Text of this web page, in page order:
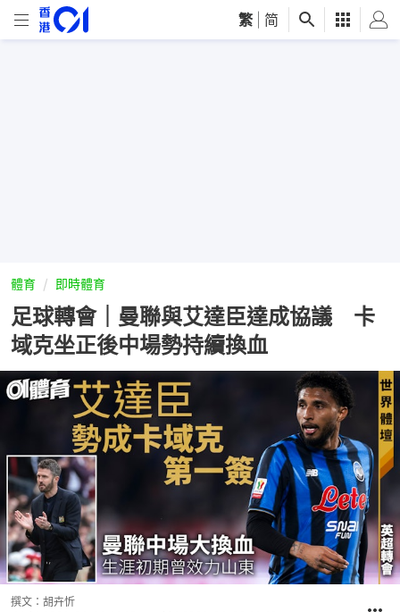
繁 简
體育 即時體育
足球轉會｜曼聯與艾達臣達成協議 卡
域克坐正後中場勢持續換血
撰文： 胡卉忻